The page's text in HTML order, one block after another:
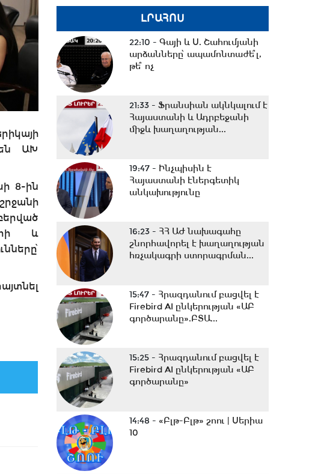
են ԱԽ
8-ին
և
ԼՐԱՀՈՍ
22:10 - Գայի և Ս. Շահումյանի
արձանները՝ ապամոնտաժե՞լ,
թե՞ ոչ
21:33 - Ֆրանսիան ակնկալում է
Հայաստանի և Ադրբեջանի
միջև խաղաղության...
19:47 - Ինչպիսին է
Հայաստանի էներգետիկ
անկախությունը
16:23 - ՀՀ ԱԺ նախագահը
շնորհավորել է խաղաղության
հռչակագրի ստորագրման...
15:47 - Հրազդանում բացվել է
Firebird AI ընկերության «ԱԲ
գործարանը».ԲՏԱ...
15:25 - Հրազդանում բացվել է
Firebird AI ընկերության «ԱԲ
գործարանը»
14:48 - «Բլթ-Բլթ» շոու | Սերիա
10